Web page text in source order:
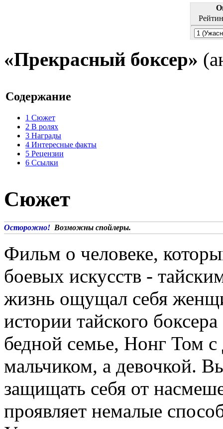
«Прекрасный боксер»
Содержание
1 Сюжет
2 В ролях
3 Награды
4 Интересные факты
5 Рецензии
6 Ссылки
Сюжет
Осторожно! Возможны спойлеры.
Фильм о человеке,
боевых искусств -
жизнь ощущал себя
истории тайского
бедной семье, Нонг Том
мальчиком, а девочкой.
защищать себя от
проявляет немалые